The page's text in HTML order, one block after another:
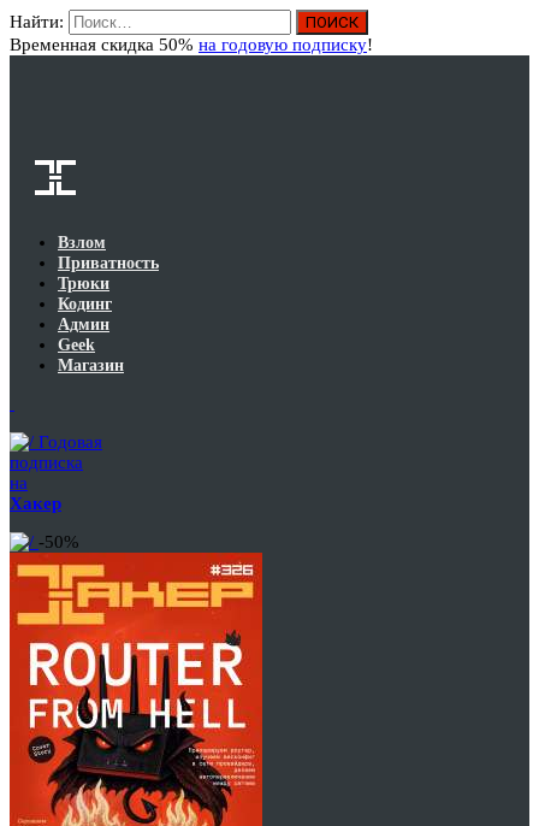
Найти:
Временная скидка 50% на годовую подписку!
Взлом
Приватность
Трюки
Кодинг
Админ
Geek
Магазин
Годовая
подписка
на
Хакер
-50%